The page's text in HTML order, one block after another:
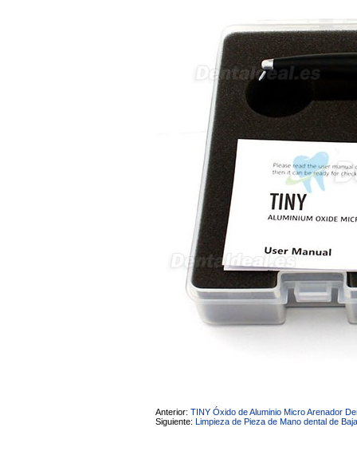
Anterior: TINY Óxido de Aluminio Micro Arenador
Siguiente: Limpieza de Pieza de Mano dental de